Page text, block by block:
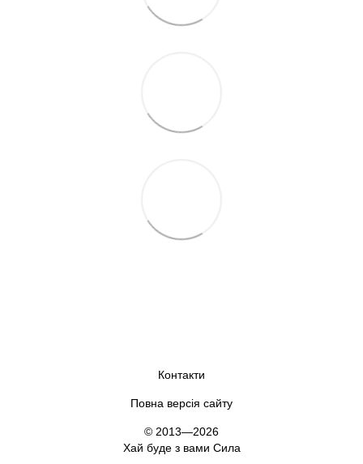
Контакти
Повна версія сайту
© 2013—2026
Хай буде з вами Сила